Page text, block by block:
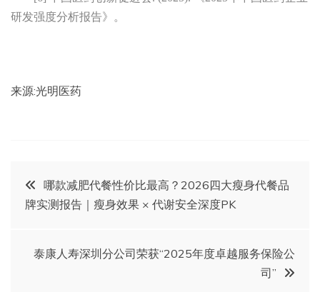
研发强度分析报告》。
来源:光明医药
文
章
哪款减肥代餐性价比最高？2026四大瘦身代餐品
牌实测报告｜瘦身效果 × 代谢安全深度PK
泰康人寿深圳分公司荣获“2025年度卓越服务保险公
司”